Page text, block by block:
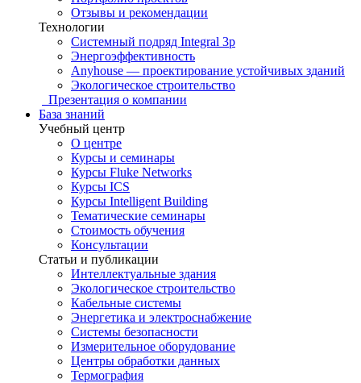
Отзывы и рекомендации
Технологии
Системный подряд Integral 3p
Энергоэффективность
Anyhouse — проектирование устойчивых зданий
Экологическое строительство
Презентация о компании
База знаний
Учебный центр
О центре
Курсы и семинары
Курсы Fluke Networks
Курсы ICS
Курсы Intelligent Building
Тематические семинары
Стоимость обучения
Консультации
Статьи и публикации
Интеллектуальные здания
Экологическое строительство
Кабельные системы
Энергетика и электроснабжение
Системы безопасности
Измерительное оборудование
Центры обработки данных
Термография